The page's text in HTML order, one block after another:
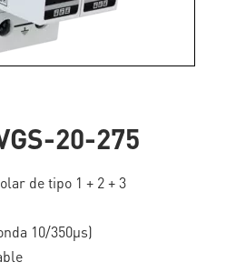
20-275
de tipo 1 + 2 + 3
10/350µs)